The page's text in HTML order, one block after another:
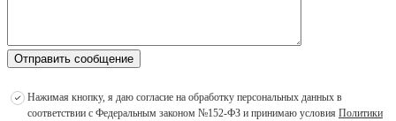
Отправить сообщение
Нажимая кнопку, я даю согласие на обработку персональных данных в
соответствии с Федеральным законом №152-ФЗ и принимаю условия Политики